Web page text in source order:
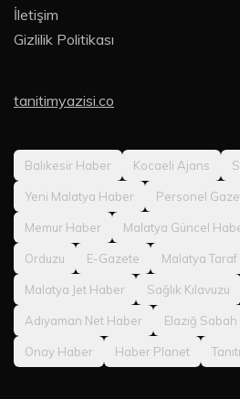
İletişim
Gizlilik Politikası
tanitimyazisi.co
Balıkesir Haber Kocaeli Ajans
Yeni Malatya Haber Personel
Memur Haber Malatya Güncel
Orduzu E-Gazete Malatya Taraf
Malatya Jet Haber Sağlık Kılavuzu
Adıyaman Net Haber Elazığ Sabah
Onay Haber Haber Planet